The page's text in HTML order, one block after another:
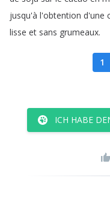
jusqu'à l'obtention d'une
lisse et sans grumeaux.
1
ICH HABE